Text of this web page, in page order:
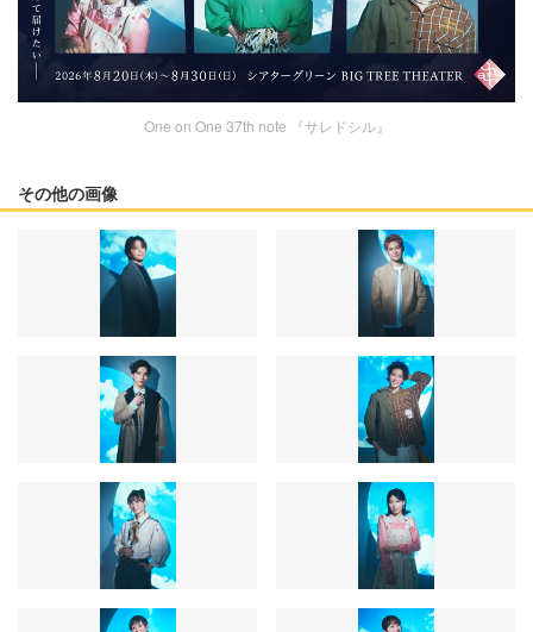
One on One 37th note 『サレドシル』
その他の画像